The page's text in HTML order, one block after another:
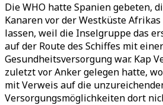
Die WHO hatte Spanien gebeten,
Kanaren vor der Westküste
lassen, weil die Inselgruppe das
auf der Route des Schiffes mit
Gesundheitsversorgung war. Kap
zuletzt vor Anker gelegen hatte,
mit Verweis auf die
Versorgungsmöglichkeiten dort